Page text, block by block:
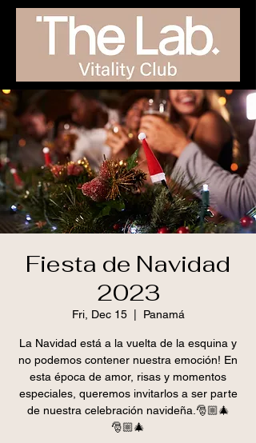
Fiesta de Navidad
2023
Fri, Dec 15
  |
Panamá
La Navidad está a la vuelta de la esquina y
no podemos contener nuestra emoción! En
esta época de amor, risas y momentos
especiales, queremos invitarlos a ser parte
de nuestra celebración navideña.🎅🏼🎄
🎅🏼🎄